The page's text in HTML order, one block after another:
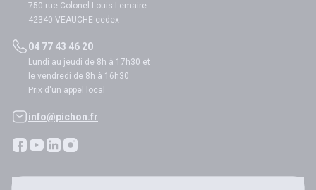
750 rue Colonel Louis Lemaire
42340 VEAUCHE cedex
04 77 43 46 20
Lundi au jeudi de 8h à 17h30 et
le vendredi de 8h à 16h30
Prix d'un appel local
info@pichon.fr